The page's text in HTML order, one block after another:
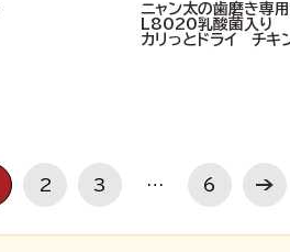
ニャン太の歯磨き専
L8020乳酸菌入り
カリっとドライ チキ
2 3 … 6